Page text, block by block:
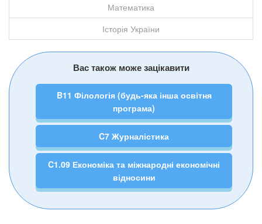
Математика
Історія України
Вас також може зацікавити
B11 Філологія (будь-яка інша освітня
програма)
C7 Журналістика
C1.09 Економіка та міжнародні економічні
відносини